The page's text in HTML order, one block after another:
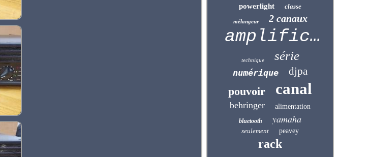
powerlight classe
mélangeur 2 canaux
amplificateur
technique série
numérique djpa
pouvoir canal
behringer alimentation
bluetooth yamaha
seulement peavey
rack